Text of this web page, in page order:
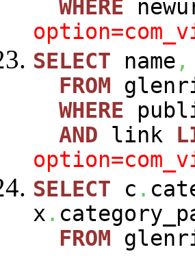
WHERE
SELECT name ,
FROM
WHERE
AND link
SELECT c .
x .
FROM